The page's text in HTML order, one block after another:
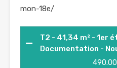
mon-18e/
T2 - 41,34 m² - 1er
Documentation -